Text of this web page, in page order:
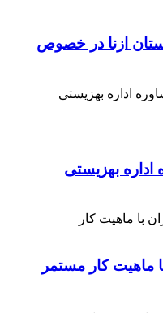
ازنا در خصوص
اداره بهزیستی
ماهیت کار مستمر